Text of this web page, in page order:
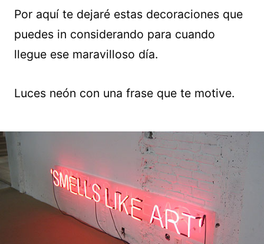
Por aquí te dejaré estas decoraciones que
puedes in considerando para cuando
llegue ese maravilloso día.
Luces neón con una frase que te motive.